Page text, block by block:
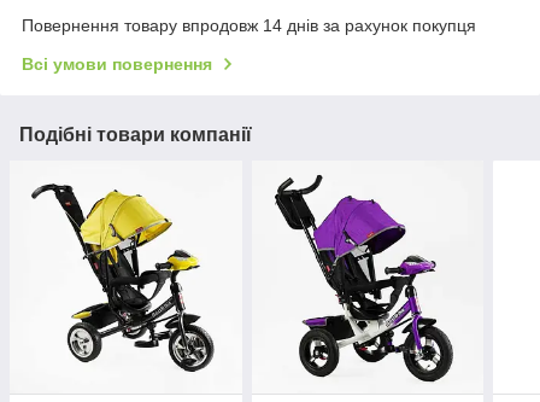
Повернення товару впродовж 14 днів за рахунок покупця
Всі умови повернення
Подібні товари компанії